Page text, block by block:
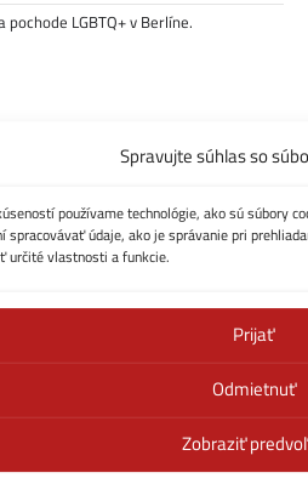
Spravujte súhlas so
používame technológie, ako sú súbory
údaje, ako je správanie pri
určité vlastnosti a funkcie.
Prijať
Odmietnuť
Zobraziť
LGBTQ+ v Berlíne.